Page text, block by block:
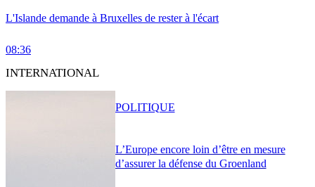
L'Islande demande à Bruxelles de rester à l'écart
08:36
INTERNATIONAL
L’Europe encore loin d’être en mesure
d’assurer la défense du Groenland
POLITIQUE